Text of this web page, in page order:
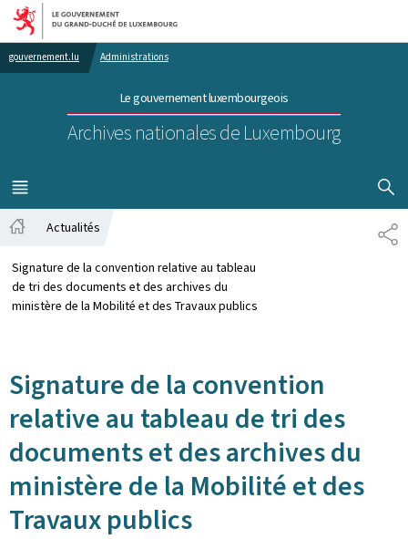
Aller au menu principal
Aller au contenu
gouvernement.lu Administrations
Le gouvernement luxembourgeois
Archives nationales de Luxembourg
MENU
PRINCIPAL
Actualités
Signature de la convention relative au tableau
de tri des documents et des archives du
ministère de la Mobilité et des Travaux publics
Signature de la convention
relative au tableau de tri des
documents et des archives du
ministère de la Mobilité et des
Travaux publics